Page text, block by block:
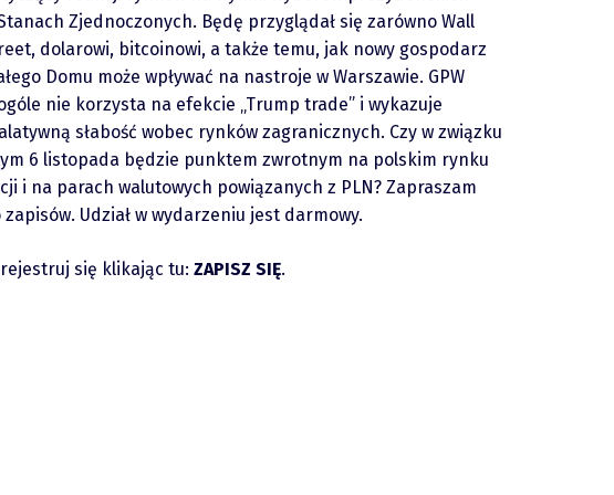
Spotify
Zjednoczonych. Będę przyglądał się zarówno Wall
dolarowi, bitcoinowi, a także temu, jak nowy gospodarz
Domu może wpływać na nastroje w Warszawie. GPW
nie korzysta na efekcie „Trump trade” i wykazuje
słabość wobec rynków zagranicznych. Czy w związku
6 listopada będzie punktem zwrotnym na polskim rynku
i na parach walutowych powiązanych z PLN? Zapraszam
zapisów. Udział w wydarzeniu jest darmowy.
się klikając tu: ZAPISZ SIĘ.